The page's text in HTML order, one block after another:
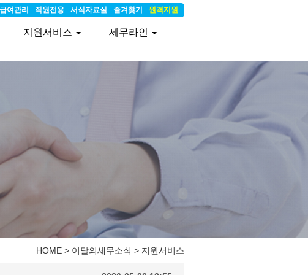
HOME > 이달의세무소식 > 지원서비스
급여관리 직원전용 서식자료실 즐겨찾기 원격지원
지원서비스 세무라인